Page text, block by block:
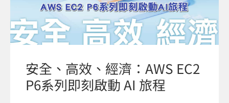
安全、高效、經濟：AWS EC2
P6系列即刻啟動 AI 旅程